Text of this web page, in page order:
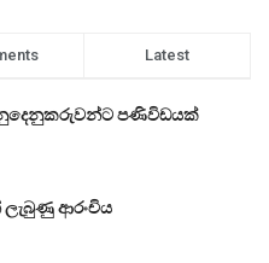
Latest
පණිවිඩයක්
ලැබුණු ආරංචිය